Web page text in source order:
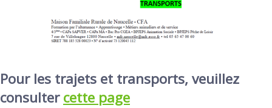
Pour les trajets et transports, veuillez
consultercette page